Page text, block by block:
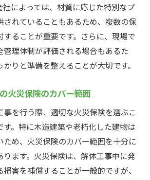
社によっては、材質に応じた特別なプ
されていることもあるため、複数の保
することが重要です。さらに、現場で
管理体制が評価される場合もあるた
りと準備を整えることが大切です。
火災保険のカバー範囲
事を行う際、適切な火災保険を選ぶこ
す。特に木造建築や老朽化した建物は
ため、火災保険のカバー範囲を十分に
ります。火災保険は、解体工事中に発
害を補償することが一般的ですが、